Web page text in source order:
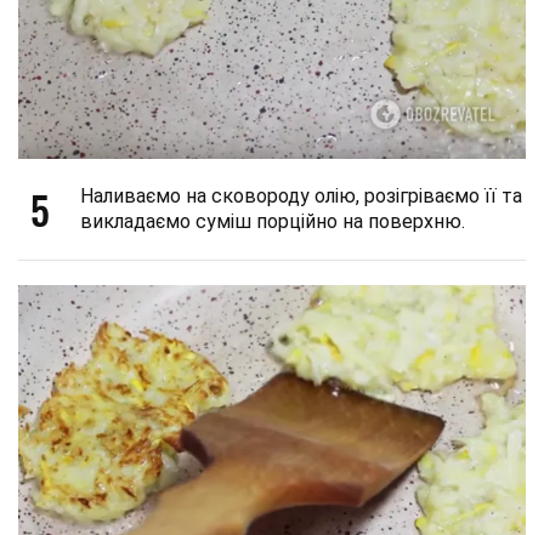
5
Наливаємо на сковороду олію, розігріваємо її та
викладаємо суміш порційно на поверхню.